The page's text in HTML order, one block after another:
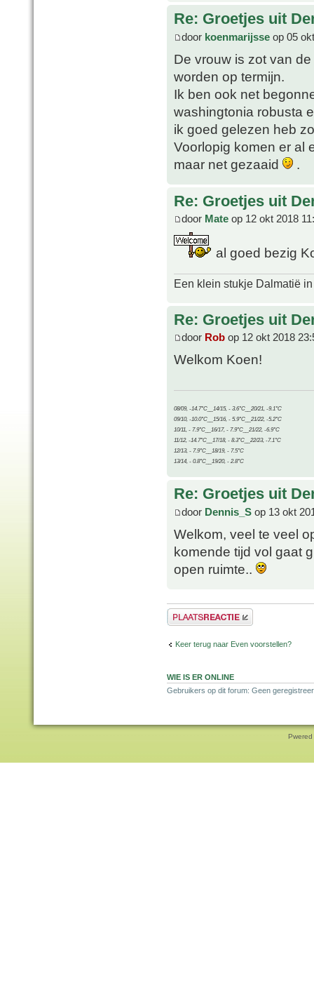
Re: Groetjes uit
door koenmarijsse op 05
De vrouw is zot van
worden op termijn.
Ik ben ook net
washingtonia robusta
ik goed gelezen heb
Voorlopig komen er al
maar net gezaaid
.
Re: Groetjes uit
door Mate op 12 okt 2018
al goed bezig
Een klein stukje Dalmatië
Re: Groetjes uit
door Rob op 12 okt 2018
Welkom Koen!
08/09, -14.7°C__14/15, - 3.6°C__20/21, -9.1°C
09/10, -10.0°C__15/16, - 5.9°C__21/22, -5.2°C
10/11, - 7.9°C__16/17, - 7.9°C__21/22, -6.9°C
11/12, -14.7°C__17/18, - 8.3°C__22/23, -7.1°C
12/13, - 7.9°C__18/19, - 7.5°C
13/14, - 0.8°C__19/20, - 2.8°C
Re: Groetjes uit
door Dennis_S op 13 okt
Welkom, veel te veel
komende tijd vol gaat
open ruimte..
Plaats een reactie
Keer terug naar Even voorstellen?
WIE IS ER ONLINE
Gebruikers op dit forum: Geen